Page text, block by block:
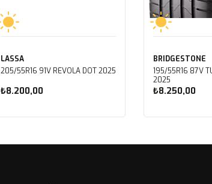
LASSA
205/55R16 91V REVOLA DOT 2025
₺8.200,00
BRIDGESTONE
195/55R16 87V
2025
₺8.250,00